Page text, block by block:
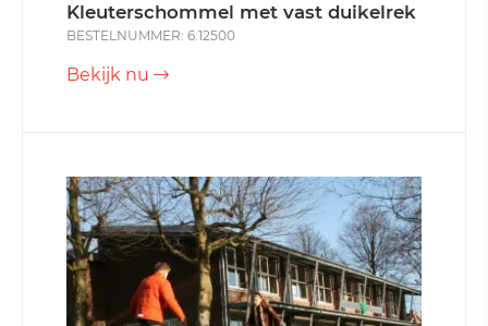
Kleuterschommel met vast duikelrek
BESTELNUMMER: 6.12500
Bekijk nu